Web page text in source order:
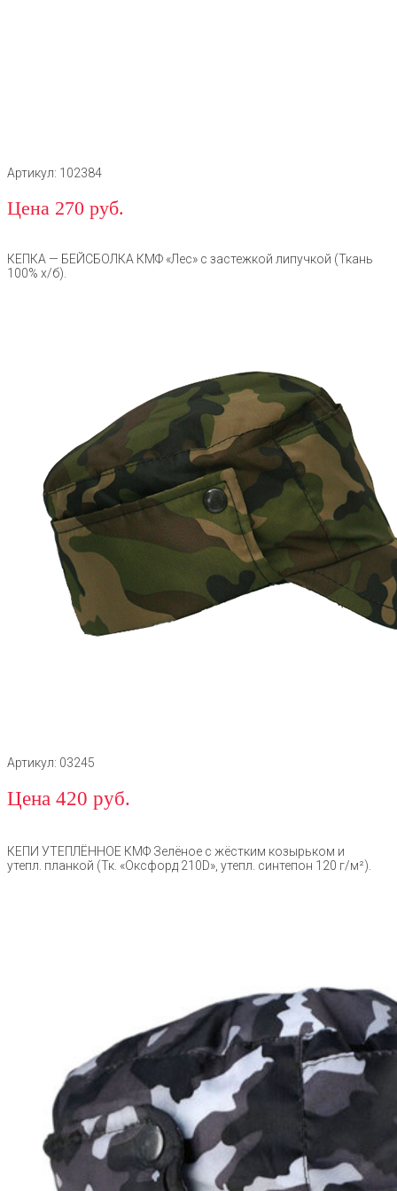
Артикул: 102384
Цена 270 руб.
КЕПКА — БЕЙСБОЛКА КМФ «Лес» с застежкой липучкой (Ткань
100% х/б).
Артикул: 03245
Цена 420 руб.
КЕПИ УТЕПЛЁННОЕ КМФ Зелёное с жёстким козырьком и
утепл. планкой (Тк. «Оксфорд 210D», утепл. синтепон 120 г/м²).